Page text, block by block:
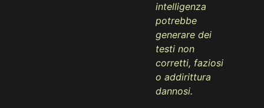
intelligenza
potrebbe
generare dei
testi non
corretti, faziosi
o addirittura
dannosi.